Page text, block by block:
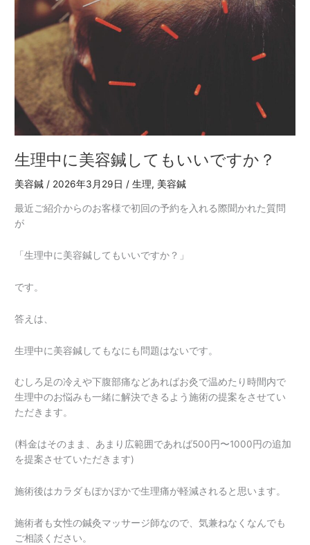
生理中に美容鍼してもいいですか？
美容鍼 / 2026年3月29日 /生理, 美容鍼
最近ご紹介からのお客様で初回の予約を入れる際聞かれた質問
が
「生理中に美容鍼してもいいですか？」
です。
答えは、
生理中に美容鍼してもなにも問題はないです。
むしろ足の冷えや下腹部痛などあればお灸で温めたり時間内で
生理中のお悩みも一緒に解決できるよう施術の提案をさせてい
ただきます。
(料金はそのまま、あまり広範囲であれば500円〜1000円の追加
を提案させていただきます)
施術後はカラダもぽかぽかで生理痛が軽減されると思います。
施術者も女性の鍼灸マッサージ師なので、気兼ねなくなんでも
ご相談ください。
で
す